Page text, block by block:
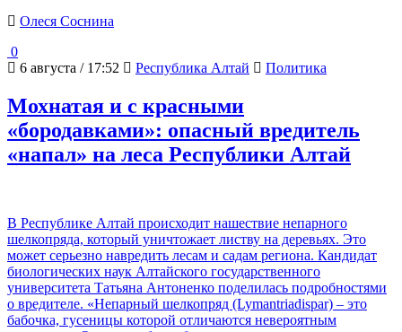
Олеся Соснина
0
6 августа / 17:52
Республика Алтай Политика
Мохнатая и с красными
«бородавками»: опасный вредитель
«напал» на леса Республики Алтай
В Республике Алтай происходит нашествие непарного
шелкопряда, который уничтожает листву на деревьях. Это
может серьезно навредить лесам и садам региона. Кандидат
биологических наук Алтайского государственного
университета Татьяна Антоненко поделилась подробностями
о вредителе. «Непарный шелкопряд (Lymantriadispar) – это
бабочка, гусеницы которой отличаются невероятным